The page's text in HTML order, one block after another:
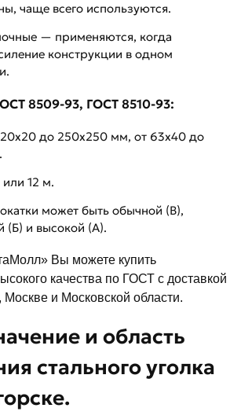
чаще всего используются.
— применяются, когда
конструкции в одном
8509-93, ГОСТ 8510-93:
до 250х250 мм, от 63х40 до
12 м.
может быть обычной (В),
(Б) и высокой (А).
Вы можете купить
качества по ГОСТ с доставкой
Москве и Московской области.
и область
стального уголка